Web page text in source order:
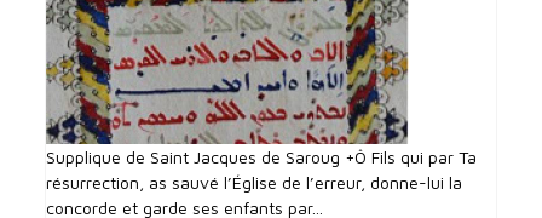
Supplique de Saint Jacques de Saroug +Ô Fils qui par Ta
résurrection, as sauvé l’Église de l’erreur, donne-lui la
concorde et garde ses enfants par...